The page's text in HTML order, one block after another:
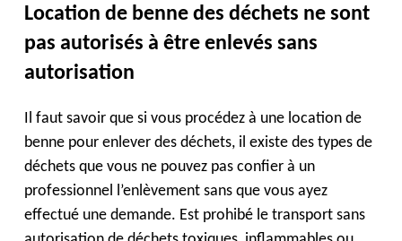
Location de benne des déchets ne sont
pas autorisés à être enlevés sans
autorisation
Il faut savoir que si vous procédez à une location de
benne pour enlever des déchets, il existe des types de
déchets que vous ne pouvez pas confier à un
professionnel l’enlèvement sans que vous ayez
effectué une demande. Est prohibé le transport sans